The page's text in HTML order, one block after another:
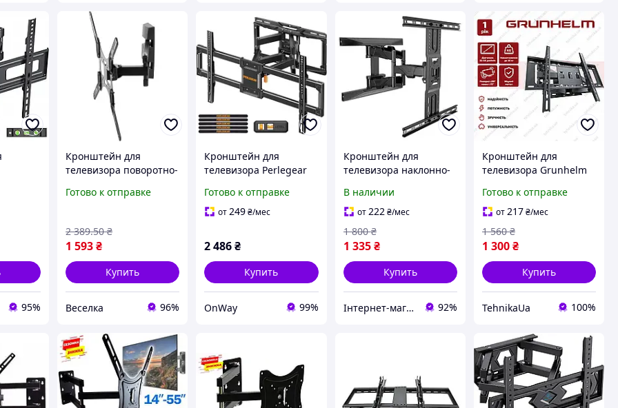
70"),
95%
Кронштейн для
телевизора поворотно-
универсальный для
регулировкой угла
обзора FLAME
Готово к отправке
1 593₴
2 389.50 ₴
Купить
Веселка 96%
Кронштейн для
телевизора Perlegear
настенный 42-84
дюйма до 60 кг VESA
Готово к отправке
от249₴/мес
2 486₴
Купить
OnWay 99%
Кронштейн для
телевизора наклонно-
В наличии
от222 ₴/мес
1 335 ₴
1 800 ₴
Купить
Інтернет-магазин Khoztovar.com.ua 92%
Кронштейн для
телевизора Grunhelm
поворотный
наклонный
металлический
чёрный 32 65 дюймов
до 35 кг
Готово к отправке
от217₴/мес
1 300₴
1 560 ₴
Купить
TehnikaUa 100%